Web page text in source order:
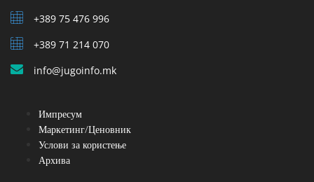
+389 75 476 996
+389 71 214 070
info@jugoinfo.mk
Импресум
Маркетинг/Ценовник
Услови за користење
Архива